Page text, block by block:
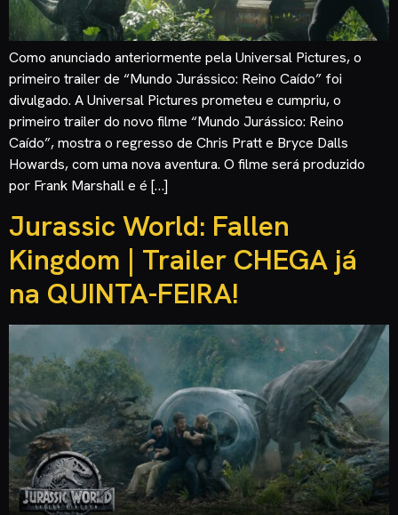
Como anunciado anteriormente pela Universal Pictures, o
primeiro trailer de “Mundo Jurássico: Reino Caído” foi
divulgado. A Universal Pictures prometeu e cumpriu, o
primeiro trailer do novo filme “Mundo Jurássico: Reino
Caído”, mostra o regresso de Chris Pratt e Bryce Dalls
Howards, com uma nova aventura. O filme será produzido
por Frank Marshall e é […]
Jurassic World: Fallen
Kingdom | Trailer CHEGA já
na QUINTA-FEIRA!